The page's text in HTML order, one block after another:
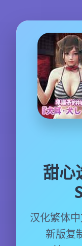
甜心
汉化繁体
新版复